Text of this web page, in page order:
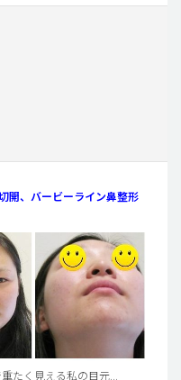
開、バービーライン鼻整形
たく見える私の目元...